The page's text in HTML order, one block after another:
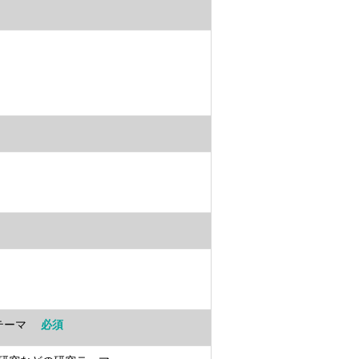
ーマ 必須